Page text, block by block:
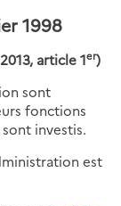
1998
article 1er)
sont
fonctions
investis.
est